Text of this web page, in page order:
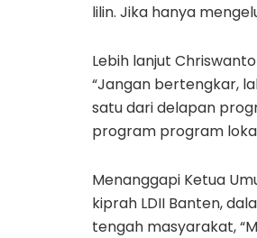
lilin. Jika hanya
Lebih lanjut
“Jangan bertengkar,
satu dari delapan
program program
Menanggapi Ketua
kiprah LDII Banten,
tengah masyarakat,